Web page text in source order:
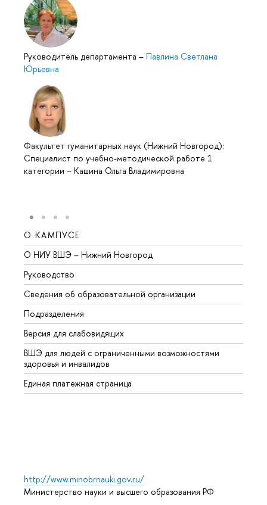
Руководитель департамента – Павлина Светлана
Юрьевна
Факультет гуманитарных наук (Нижний Новгород):
Специалист по учебно-методической работе 1
категории – Кашина Ольга Владимировна
О КАМПУСЕ
О НИУ ВШЭ – Нижний Новгород
Руководство
Сведения об образовательной организации
Подразделения
Версия для слабовидящих
ВШЭ для людей с ограниченными возможностями
здоровья и инвалидов
Единая платежная страница
http://www.minobrnauki.gov.ru/
Министерство науки и высшего образования РФ